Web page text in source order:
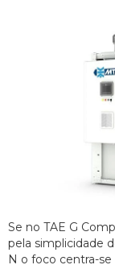
Se no TAE G
pela simplicidade
N o foco centra-